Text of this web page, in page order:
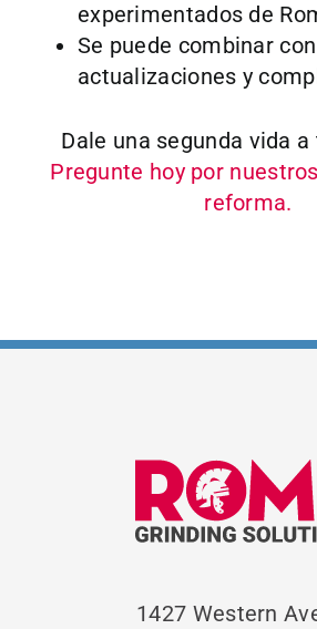
experimentados de
Se puede combinar con
actualizaciones y
Dale una segunda vida
Pregunte hoy por
reforma.
1427 Western